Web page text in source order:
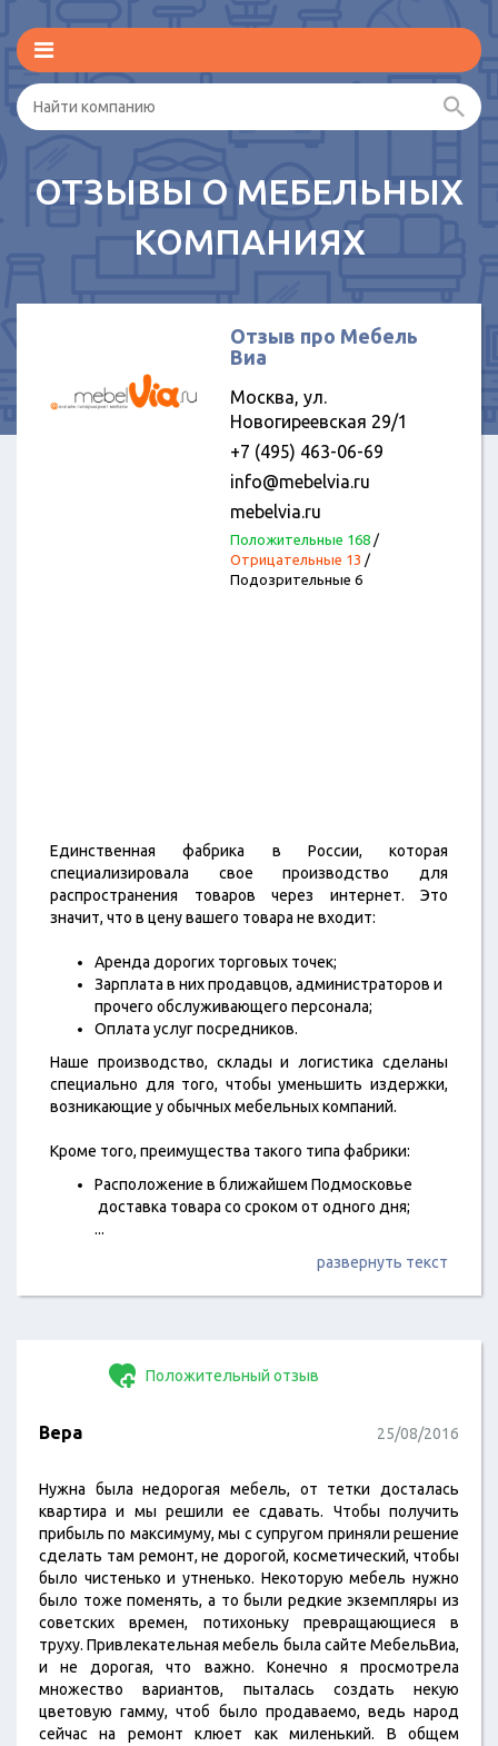
ОТЗЫВЫ О МЕБЕЛЬНЫХ
КОМПАНИЯХ
Отзыв про Мебель
Виа
Москва, ул.
Новогиреевская 29/1
+7 (495) 463-06-69
info@mebelvia.ru
mebelvia.ru
Положительные 168/
Отрицательные 13 /
Подозрительные 6
Единственная фабрика в России, которая
специализировала свое производство для
распространения товаров через интернет. Это
значит, что в цену вашего товара не входит:
Аренда дорогих торговых точек;
Зарплата в них продавцов, администраторов и
прочего обслуживающего персонала;
Оплата услуг посредников.
Наше производство, склады и логистика сделаны
специально для того, чтобы уменьшить издержки,
возникающие у обычных мебельных компаний.
Кроме того, преимущества такого типа фабрики:
Расположение в ближайшем Подмосковье
доставка товара со сроком от одного дня;
...
развернуть текст
Положительный отзыв
Вера 25/08/2016
Нужна была недорогая мебель, от тетки досталась
квартира и мы решили ее сдавать. Чтобы получить
прибыль по максимуму, мы с супругом приняли решение
сделать там ремонт, не дорогой, косметический, чтобы
было чистенько и утненько. Некоторую мебель нужно
было тоже поменять, а то были редкие экземпляры из
советских времен, потихоньку превращающиеся в
труху. Привлекательная мебель была сайте МебельВиа,
и не дорогая, что важно. Конечно я просмотрела
множество вариантов, пыталась создать некую
цветовую гамму, чтоб было продаваемо, ведь народ
сейчас на ремонт клюет как миленький. В общем